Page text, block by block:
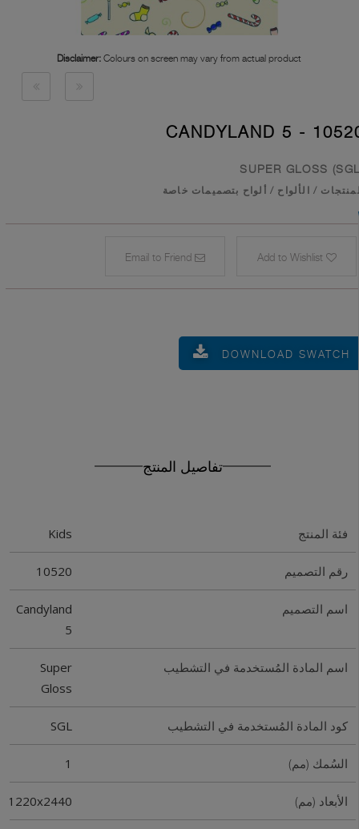
Disclaimer: Colours on screen may vary from actual product
10520 -
SUPER GLOSS
/ الألواح / ألواح بتصميمات خاصة
DOWNLOAD SWATCH
تفاصيل المنتج
فئة المنتج Kids
رقم التصميم 10520
اسم التصميم
Candyland
5
اسم المادة المُستخدمة في التشطيب
Super
Gloss
كود المادة المُستخدمة في التشطيب SGL
السُمك (مم) 1
الأبعاد (مم) 1220x2440